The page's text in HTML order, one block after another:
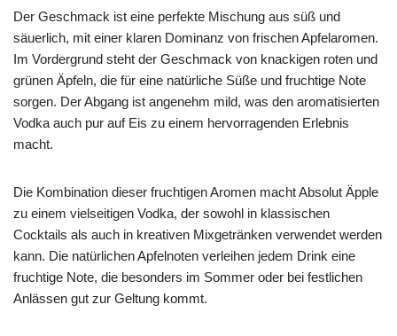
Der Geschmack ist eine perfekte Mischung aus süß und
säuerlich, mit einer klaren Dominanz von frischen Apfelaromen.
Im Vordergrund steht der Geschmack von knackigen roten und
grünen Äpfeln, die für eine natürliche Süße und fruchtige Note
sorgen. Der Abgang ist angenehm mild, was den aromatisierten
Vodka auch pur auf Eis zu einem hervorragenden Erlebnis
macht.
Die Kombination dieser fruchtigen Aromen macht Absolut Äpple
zu einem vielseitigen Vodka, der sowohl in klassischen
Cocktails als auch in kreativen Mixgetränken verwendet werden
kann. Die natürlichen Apfelnoten verleihen jedem Drink eine
fruchtige Note, die besonders im Sommer oder bei festlichen
Anlässen gut zur Geltung kommt.